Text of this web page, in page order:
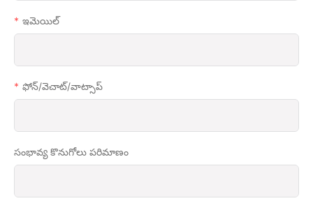
ఇమెయిల్
ఫోన్/వెచాట్/వాట్సాప్
సంభావ్య కొనుగోలు పరిమాణం